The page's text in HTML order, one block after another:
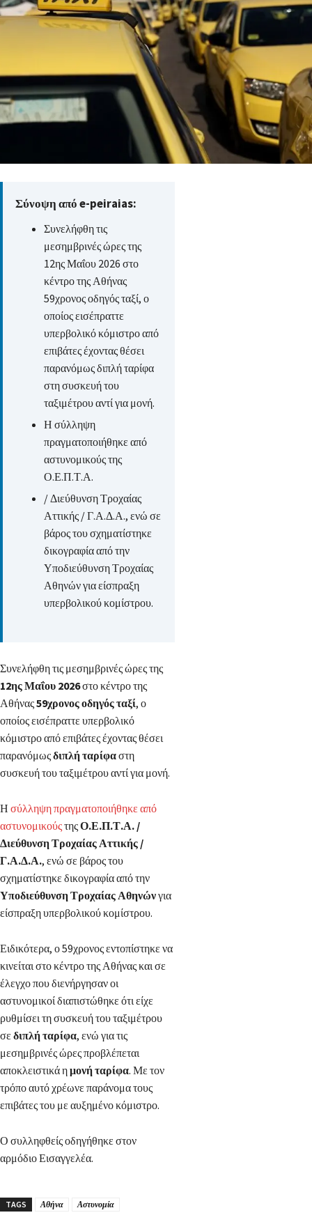
Σύνοψη από e-peiraias:
Συνελήφθη τις
μεσημβρινές ώρες της
12ης Μαΐου 2026 στο
κέντρο της Αθήνας
59χρονος οδηγός ταξί, ο
οποίος εισέπραττε
υπερβολικό κόμιστρο από
επιβάτες έχοντας θέσει
παρανόμως διπλή ταρίφα
στη συσκευή του
ταξιμέτρου αντί για μονή.
Η σύλληψη
πραγματοποιήθηκε από
αστυνομικούς της
Ο.Ε.Π.Τ.Α.
/ Διεύθυνση Τροχαίας
Αττικής / Γ.Α.Δ.Α., ενώ σε
βάρος του σχηματίστηκε
δικογραφία από την
Υποδιεύθυνση Τροχαίας
Αθηνών για είσπραξη
υπερβολικού κομίστρου.
Συνελήφθη τις μεσημβρινές ώρες της
12ης Μαΐου 2026στο κέντρο της
Αθήνας59χρονος οδηγός ταξί, ο
οποίος εισέπραττε υπερβολικό
κόμιστρο από επιβάτες έχοντας θέσει
παρανόμωςδιπλή ταρίφαστη
συσκευή του ταξιμέτρου αντί για μονή.
Η σύλληψη πραγματοποιήθηκε από
αστυνομικούςτηςΟ.Ε.Π.Τ.Α. /
Διεύθυνση Τροχαίας Αττικής /
Γ.Α.Δ.Α., ενώ σε βάρος του
σχηματίστηκε δικογραφία από την
Υποδιεύθυνση Τροχαίας Αθηνώνγια
είσπραξη υπερβολικού κομίστρου.
Ειδικότερα, ο 59χρονος εντοπίστηκε να
κινείται στο κέντρο της Αθήνας και σε
έλεγχο που διενήργησαν οι
αστυνομικοί διαπιστώθηκε ότι είχε
ρυθμίσει τη συσκευή του ταξιμέτρου
σε διπλή ταρίφα, ενώ για τις
μεσημβρινές ώρες προβλέπεται
αποκλειστικά ημονή ταρίφα. Με τον
τρόπο αυτό χρέωνε παράνομα τους
επιβάτες του με αυξημένο κόμιστρο.
Ο συλληφθείς οδηγήθηκε στον
αρμόδιο Εισαγγελέα.
TAGS Αθήνα Αστυνομία